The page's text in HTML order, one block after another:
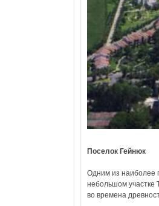
Поселок Гейнюк
Одним из наиболее
небольшом участке
во времена